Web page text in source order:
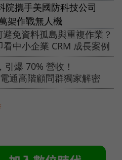
院攜手美國防科技公司
架作戰無人機
免資料孤島與重複作業？
看中小企業 CRM 成長案例
爆 70% 營收！
通高階顧問群獨家解密